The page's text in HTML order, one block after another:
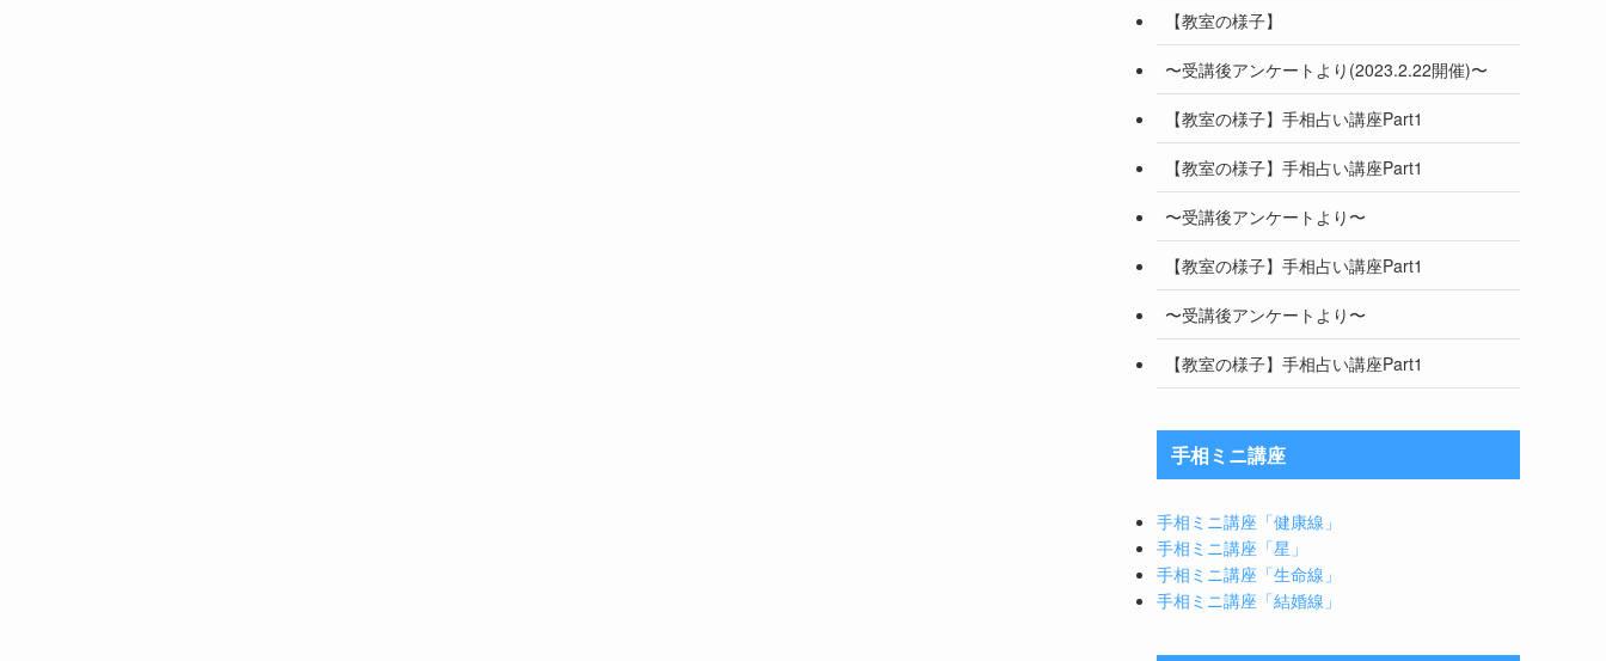
【教室の様子】
〜受講後アンケートより(2023.2.22開催)〜
【教室の様子】手相占い講座Part1
【教室の様子】手相占い講座Part1
〜受講後アンケートより〜
【教室の様子】手相占い講座Part1
〜受講後アンケートより〜
【教室の様子】手相占い講座Part1
手相ミニ講座
手相ミニ講座「健康線」
手相ミニ講座「星」
手相ミニ講座「生命線」
手相ミニ講座「結婚線」